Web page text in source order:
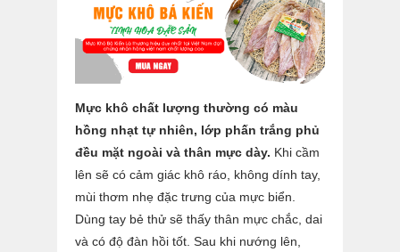
Mực khô chất lượng thường có màu
hồng nhạt tự nhiên, lớp phấn trắng phủ
đều mặt ngoài và thân mực dày. Khi cầm
lên sẽ có cảm giác khô ráo, không dính tay,
mùi thơm nhẹ đặc trưng của mực biển.
Dùng tay bẻ thử sẽ thấy thân mực chắc, dai
và có độ đàn hồi tốt. Sau khi nướng lên,